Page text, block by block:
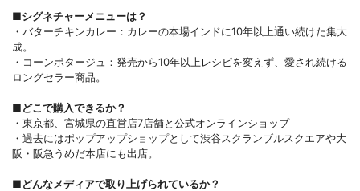
■シグネチャーメニューは？
・バターチキンカレー：カレーの本場インドに10年以上通い続けた集大
成。
・コーンポタージュ：発売から10年以上レシピを変えず、愛され続ける
ロングセラー商品。
■どこで購入できるか？
・東京都、宮城県の直営店7店舗と公式オンラインショップ
・過去にはポップアップショップとして渋谷スクランブルスクエアや大
阪・阪急うめだ本店にも出店。
■どんなメディアで取り上げられているか？